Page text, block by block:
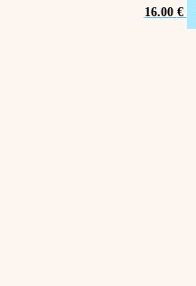
16.00 €